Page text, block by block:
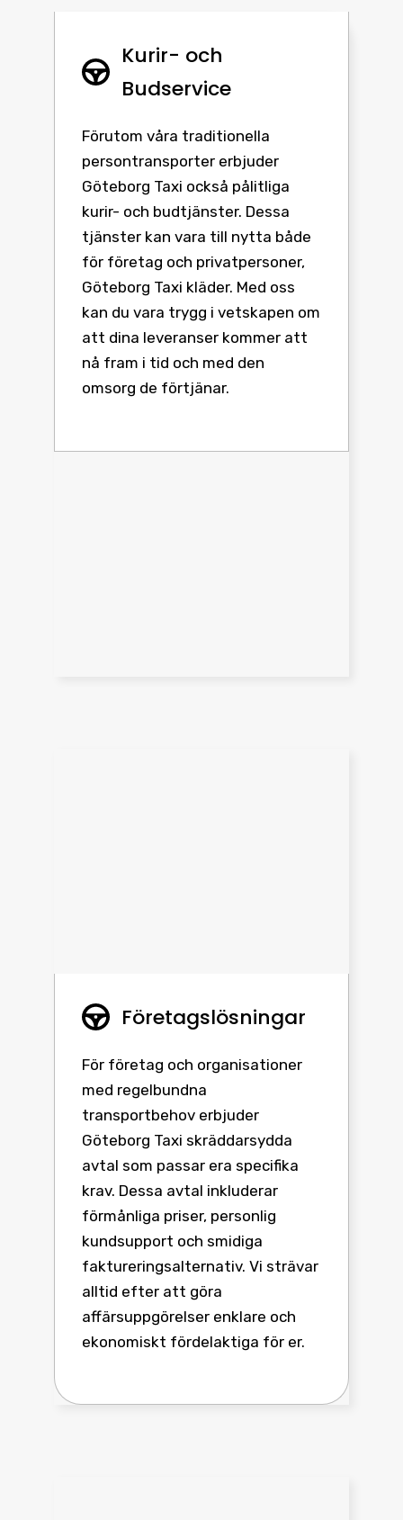
Kurir- och
Budservice
Förutom våra traditionella
persontransporter erbjuder
Göteborg Taxi också pålitliga
kurir- och budtjänster. Dessa
tjänster kan vara till nytta både
för företag och privatpersoner,
Göteborg Taxi kläder. Med oss
kan du vara trygg i vetskapen om
att dina leveranser kommer att
nå fram i tid och med den
omsorg de förtjänar.
Företagslösningar
För företag och organisationer
med regelbundna
transportbehov erbjuder
Göteborg Taxi skräddarsydda
avtal som passar era specifika
krav. Dessa avtal inkluderar
förmånliga priser, personlig
kundsupport och smidiga
faktureringsalternativ. Vi strävar
alltid efter att göra
affärsuppgörelser enklare och
ekonomiskt fördelaktiga för er.